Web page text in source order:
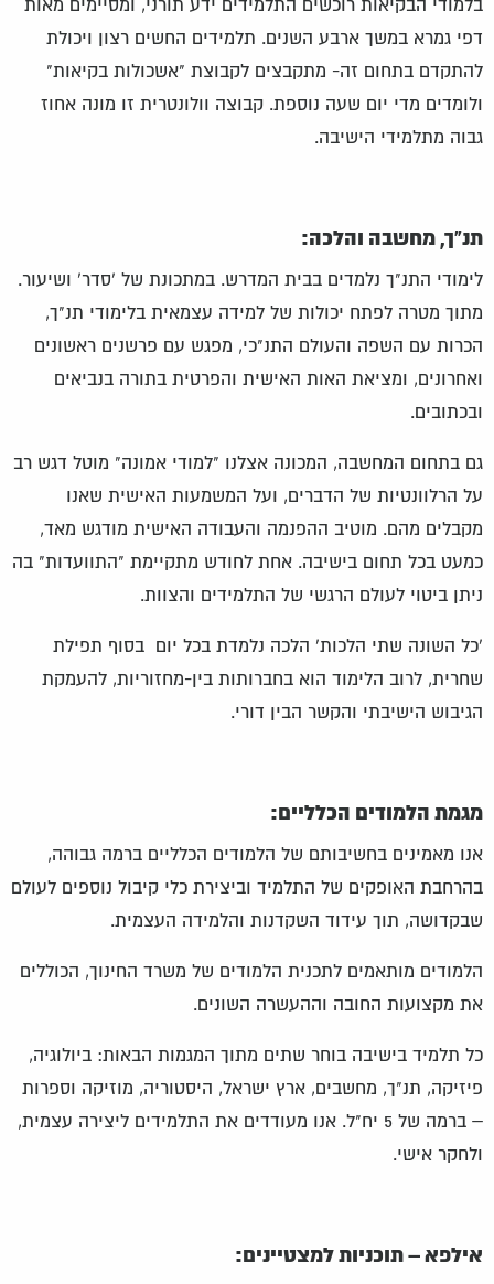
בלמודי הבקיאות רוכשים התלמידים ידע תורני, ומסיימים מאות
דפי גמרא במשך ארבע השנים. תלמידים החשים רצון ויכולת
להתקדם בתחום זה- מתקבצים לקבוצת "אשכולות בקיאות"
ולומדים מדי יום שעה נוספת. קבוצה וולונטרית זו מונה אחוז
גבוה מתלמידי הישיבה.
תנ"ך, מחשבה והלכה:
לימודי התנ"ך נלמדים בבית המדרש. במתכונת של 'סדר' ושיעור.
מתוך מטרה לפתח יכולות של למידה עצמאית בלימודי תנ"ך,
הכרות עם השפה והעולם התנ"כי, מפגש עם פרשנים ראשונים
ואחרונים, ומציאת האות האישית והפרטית בתורה בנביאים
ובכתובים.
גם בתחום המחשבה, המכונה אצלנו "למודי אמונה" מוטל דגש רב
על הרלוונטיות של הדברים, ועל המשמעות האישית שאנו
מקבלים מהם. מוטיב ההפנמה והעבודה האישית מודגש מאד,
כמעט בכל תחום בישיבה. אחת לחודש מתקיימת "התוועדות" בה
ניתן ביטוי לעולם הרגשי של התלמידים והצוות.
'כל השונה שתי הלכות' הלכה נלמדת בכל יום בסוף תפילת
שחרית, לרוב הלימוד הוא בחברותות בין-מחזוריות, להעמקת
הגיבוש הישיבתי והקשר הבין דורי.
מגמת הלמודים הכלליים:
אנו מאמינים בחשיבותם של הלמודים הכלליים ברמה גבוהה,
בהרחבת האופקים של התלמיד וביצירת כלי קיבול נוספים לעולם
שבקדושה, תוך עידוד השקדנות והלמידה העצמית.
הלמודים מותאמים לתכנית הלמודים של משרד החינוך, הכוללים
את מקצועות החובה וההעשרה השונים.
כל תלמיד בישיבה בוחר שתים מתוך המגמות הבאות: ביולוגיה,
פיזיקה, תנ"ך, מחשבים, ארץ ישראל, היסטוריה, מוזיקה וספרות
– ברמה של 5 יח"ל. אנו מעודדים את התלמידים ליצירה עצמית,
ולחקר אישי.
אילפא – תוכניות למצטיינים: